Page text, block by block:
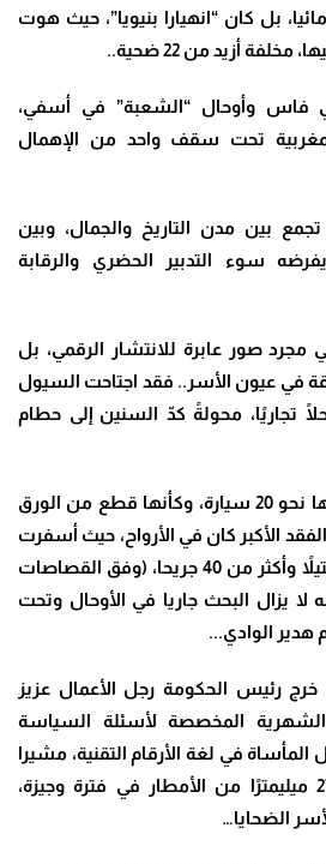
بل كان “انهيارا بنيويا”، حيث هوت
أزيد من 22 ضحية..
فاس وأوحال “الشعبة” في أسفي،
تحت سقف واحد من الإهمال
بين مدن التاريخ والجمال، وبين
سوء التدبير الحضري والرقابة
مجرد صور عابرة للانتشار الرقمي، بل
في عيون الأسر.. فقد اجتاحت السيول
70 منزلًا ومحلًا تجاريًا، محولةً كدّ السنين إلى حطام
جرفت السيول في طريقها نحو 20 سيارة، وكأنها قطع من الورق
الأكبر كان في الأرواح، حيث أسفرت
الفاجعة عن أزيد من 37 قتيلاً وأكثر من 40 جريحا، (وفق القصاصات
لا يزال البحث جاريا في الأوحال وتحت
هدير الوادي...
رئيس الحكومة رجل الأعمال عزيز
المخصصة لأسئلة السياسة
المأساة في لغة الأرقام التقنية، مشيرا
إلى أن المدينة سجلت 27 ميليمترًا من الأمطار في فترة وجيزة،
الضحايا…